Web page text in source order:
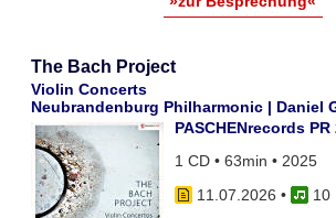
The Bach Project
Violin Concerts
Neubrandenburg Philharmonic | Daniel
PASCHENrecords PR
1 CD • 63min • 2025
11.07.2026 •
10